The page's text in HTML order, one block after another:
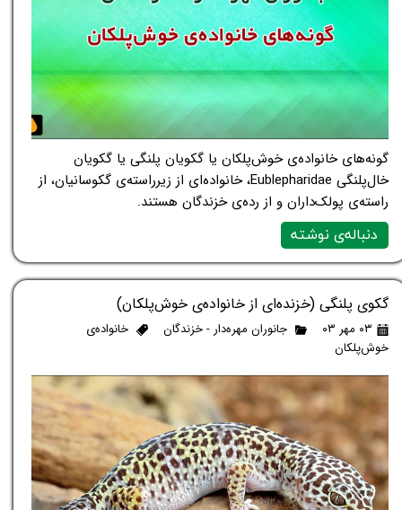
گونه‌های خانواده‌ی خوش‌پلکان یا گکویان پلنگی یا گکویان
خال‌پلنگی Eublepharidae، خانواده‌ای از زیرراسته‌ی گکوسانیان، از
راسته‌ی پولک‌داران و از رده‌ی خزندگان هستند.
دنباله‌ی نوشته
گکوی پلنگی (خزنده‌ای از خانواده‌ی خوش‌پلکان)
۰۳ مهر ۰۳ جانوران مهره‌دار - خزندگان
خانواده‌ی
خوش‌پلکان